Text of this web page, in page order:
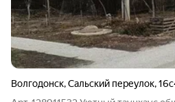
Волгодонск,Сальский переулок,